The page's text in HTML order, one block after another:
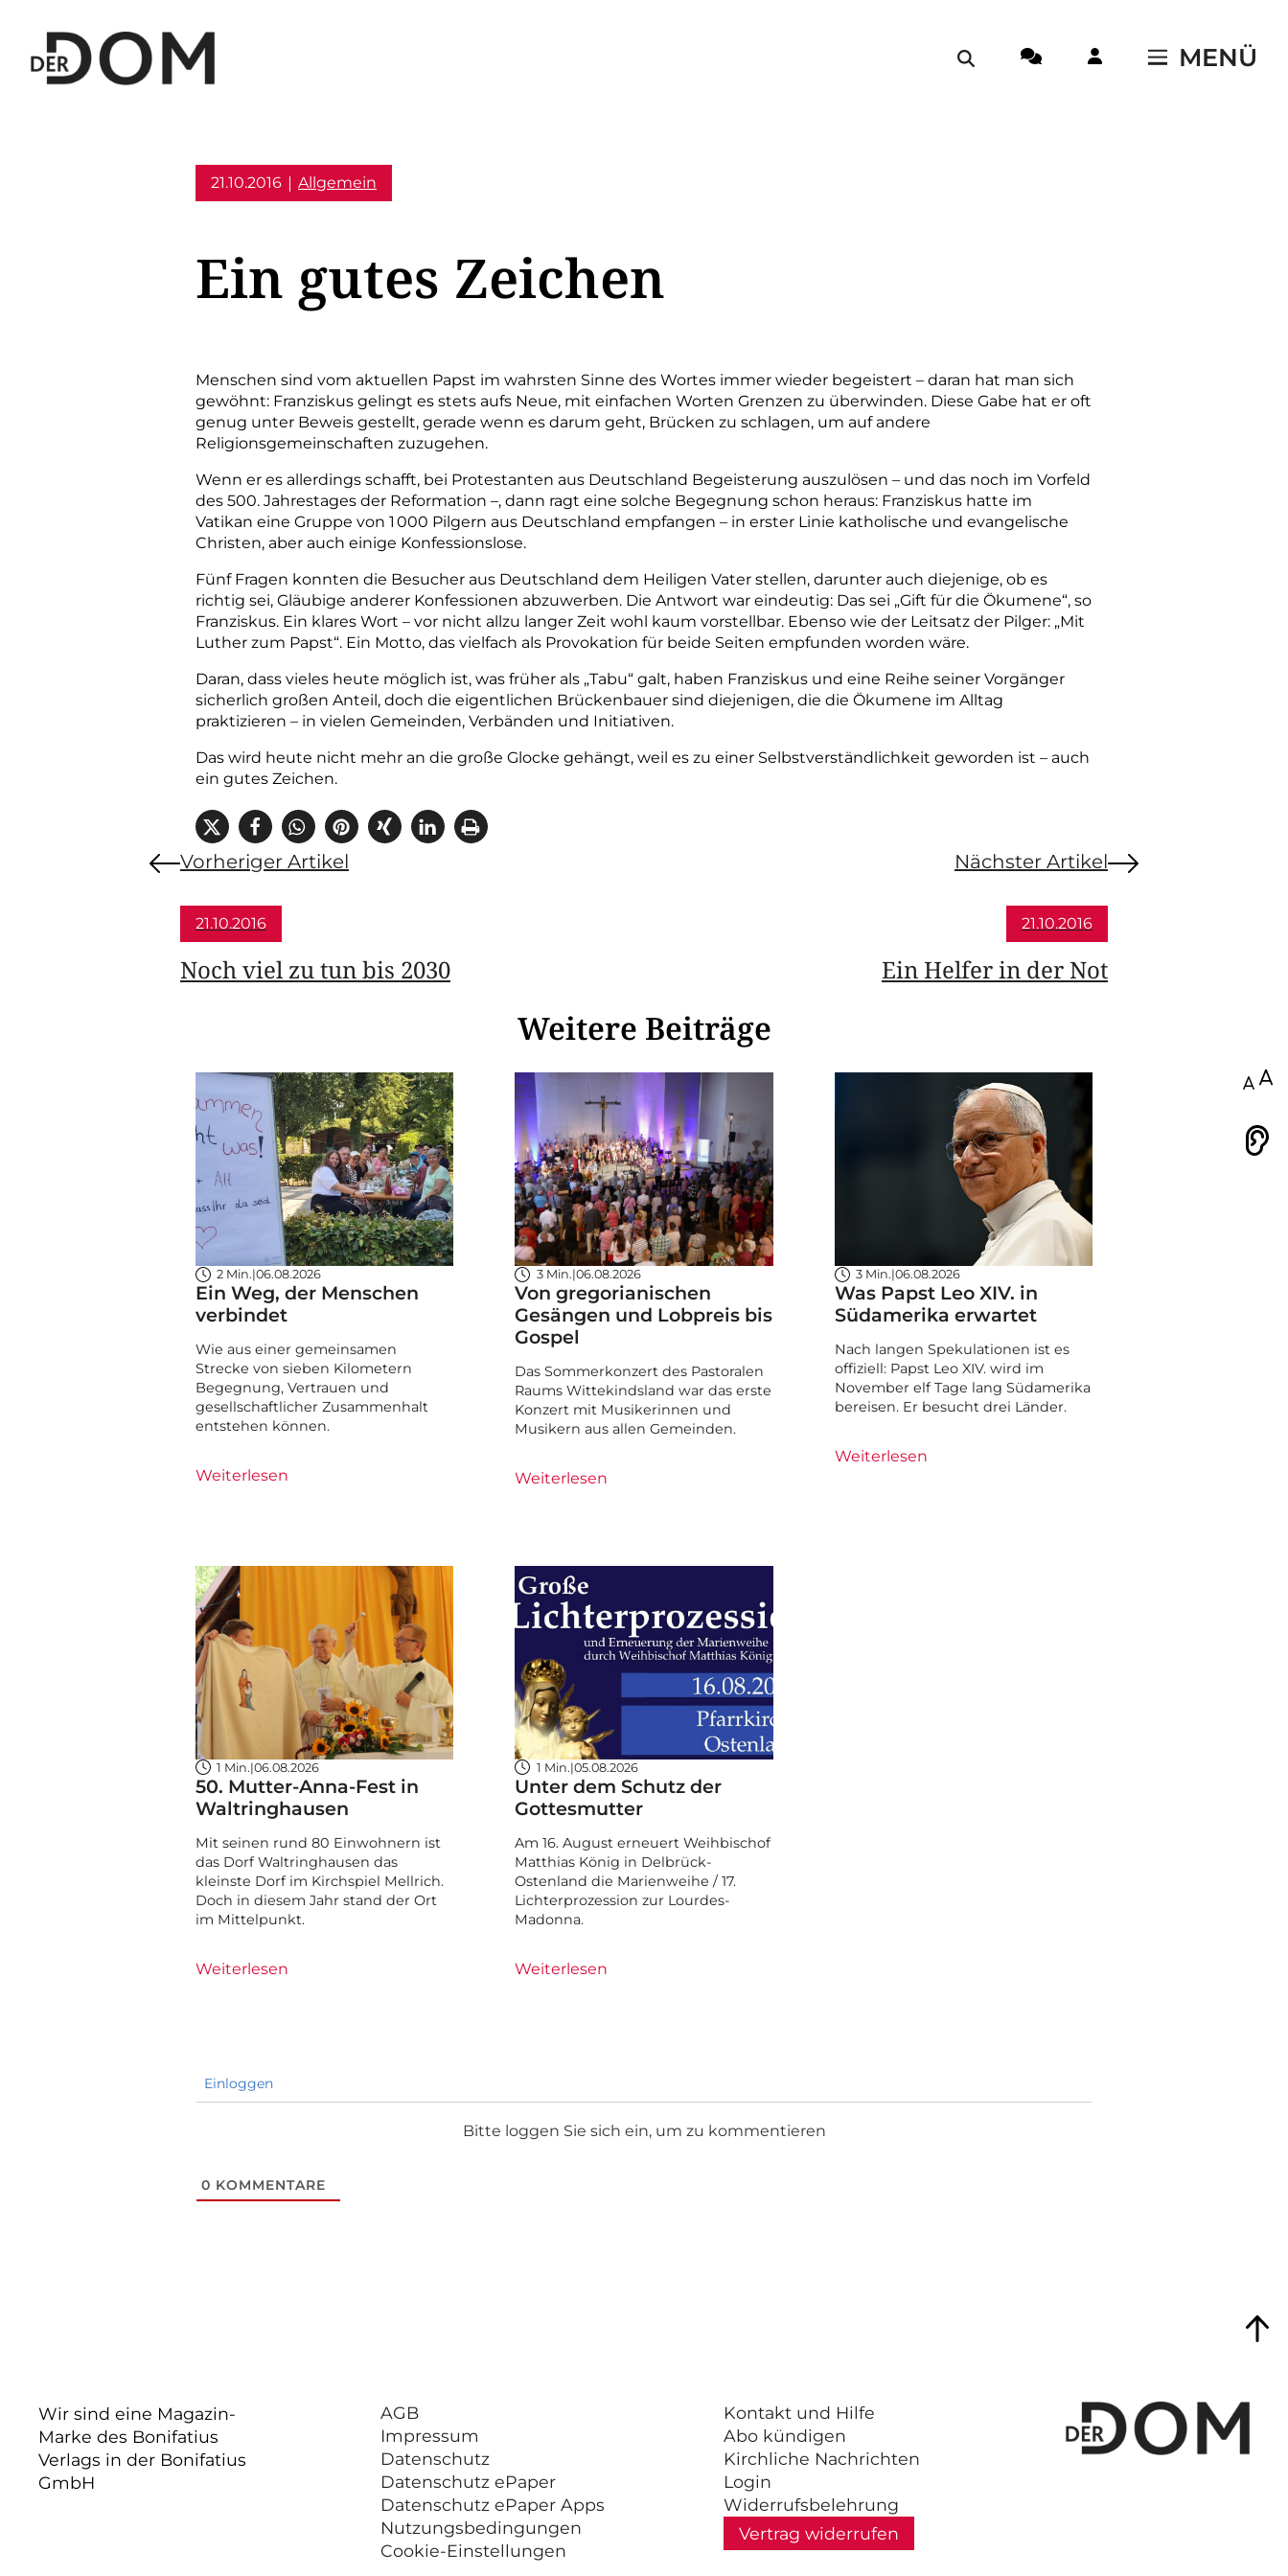
MENÜ
21.10.2016 Allgemein
Ein gutes Zeichen
Menschen sind vom aktuellen Papst im wahrsten Sinne des Wortes immer wieder begeistert – daran hat man sich
gewöhnt: Franziskus gelingt es stets aufs Neue, mit einfachen Worten Grenzen zu überwinden. Diese Gabe hat er oft
genug unter Beweis gestellt, gerade wenn es darum geht, Brücken zu schlagen, um auf andere
Religionsgemeinschaften zuzugehen.
Wenn er es allerdings schafft, bei Protestanten aus Deutschland Begeisterung auszulösen – und das noch im Vorfeld
des 500. Jahrestages der Reformation –, dann ragt eine solche Begegnung schon heraus: Franziskus hatte im
Vatikan eine Gruppe von 1 000 Pilgern aus Deutschland empfangen – in erster Linie katholische und evangelische
Christen, aber auch einige Konfessionslose.
Fünf Fragen konnten die Besucher aus Deutschland dem Heiligen Vater stellen, darunter auch diejenige, ob es
richtig sei, Gläubige anderer Konfessionen abzuwerben. Die Antwort war eindeutig: Das sei „Gift für die Ökumene“, so
Franziskus. Ein klares Wort – vor nicht allzu langer Zeit wohl kaum vorstellbar. Ebenso wie der Leitsatz der Pilger: „Mit
Luther zum Papst“. Ein Motto, das vielfach als Provokation für beide Seiten empfunden worden wäre.
Daran, dass vieles heute möglich ist, was früher als „Tabu“ galt, haben Franziskus und eine Reihe seiner Vorgänger
sicherlich großen Anteil, doch die eigentlichen Brückenbauer sind diejenigen, die die Ökumene im Alltag
praktizieren – in vielen Gemeinden, Verbänden und Initiativen.
Das wird heute nicht mehr an die große Glocke gehängt, weil es zu einer Selbstverständlichkeit geworden ist – auch
ein gutes Zeichen.
Vorheriger Artikel
21.10.2016
Noch viel zu tun bis 2030
Nächster Artikel
21.10.2016
Ein Helfer in der Not
Weitere Beiträge
2 Min.|06.08.2026
Ein Weg, der Menschen
verbindet
Wie aus einer gemeinsamen
Strecke von sieben Kilometern
Begegnung, Vertrauen und
gesellschaftlicher Zusammenhalt
entstehen können.
Weiterlesen
3 Min.|06.08.2026
Von gregorianischen
Gesängen und Lobpreis bis
Gospel
Das Sommerkonzert des Pastoralen
Raums Wittekindsland war das erste
Konzert mit Musikerinnen und
Musikern aus allen Gemeinden.
Weiterlesen
3 Min.|06.08.2026
Was Papst Leo XIV. in
Südamerika erwartet
Nach langen Spekulationen ist es
offiziell: Papst Leo XIV. wird im
November elf Tage lang Südamerika
bereisen. Er besucht drei Länder.
Weiterlesen
1 Min.|06.08.2026
50. Mutter-Anna-Fest in
Waltringhausen
Mit seinen rund 80 Einwohnern ist
das Dorf Waltringhausen das
kleinste Dorf im Kirchspiel Mellrich.
Doch in diesem Jahr stand der Ort
im Mittelpunkt.
Weiterlesen
1 Min.|05.08.2026
Unter dem Schutz der
Gottesmutter
Am 16. August erneuert Weihbischof
Matthias König in Delbrück-
Ostenland die Marienweihe / 17.
Lichterprozession zur Lourdes-
Madonna.
Weiterlesen
Einloggen
Bitte loggen Sie sich ein, um zu kommentieren
0 KOMMENTARE
Wir sind eine Magazin-
Marke des Bonifatius
Verlags in der Bonifatius
GmbH
AGB
Impressum
Datenschutz
Datenschutz ePaper
Datenschutz ePaper Apps
Nutzungsbedingungen
Cookie-Einstellungen
Kontakt und Hilfe
Abo kündigen
Kirchliche Nachrichten
Login
Widerrufsbelehrung
Vertrag widerrufen